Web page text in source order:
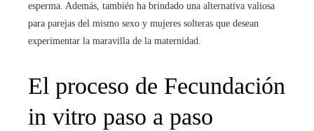
esperma. Además, también ha brindado una alternativa valiosa
para parejas del mismo sexo y mujeres solteras que desean
experimentar la maravilla de la maternidad.
El proceso de Fecundación
in vitro paso a paso